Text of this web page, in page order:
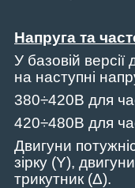
Напруга та
У базовій
на наступні
380÷420В для
420÷480В для
Двигуни
зірку (Y),
трикутник (Δ).